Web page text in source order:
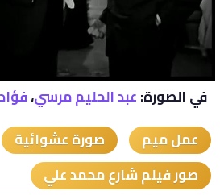
في الصورة:عبد الحليم مرسي،
عمل ميم
صورة عشوائية
صور فيلم شارع محمد علي